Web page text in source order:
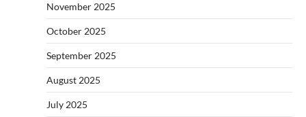
November 2025
October 2025
September 2025
August 2025
July 2025